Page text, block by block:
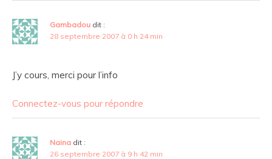
Gambadou dit :
28 septembre 2007 à 0 h 24 min
J’y cours, merci pour l’info
Connectez-vous pour répondre
Naina dit :
26 septembre 2007 à 9 h 42 min